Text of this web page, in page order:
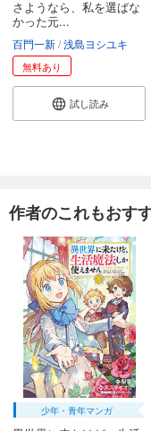
さようなら、私を選ばな
かった元...
百門一新 浅島ヨシユキ
無料あり
試し読み
作者のこれもおす
少年・青年マンガ